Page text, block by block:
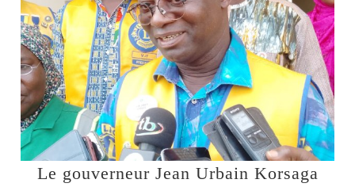
Le gouverneur Jean Urbain Korsaga